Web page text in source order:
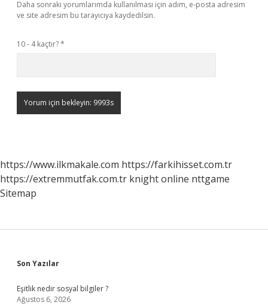
Daha sonraki yorumlarımda kullanılması için adım, e-posta adresim
ve site adresim bu tarayıcıya kaydedilsin.
10 - 4 kaçtır?*
https://www.ilkmakale.com https://farkihisset.com.tr
https://extremmutfak.com.tr knight online nttgame
Sitemap
Sidebar
Son Yazılar
Eşitlik nedir sosyal bilgiler ?
Ağustos 6, 2026